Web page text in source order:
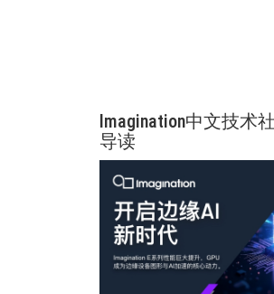
Imagination中文技术
导读